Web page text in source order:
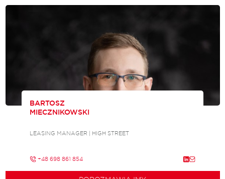
BARTOSZ
MIECZNIKOWSKI
LEASING MANAGER | HIGH STREET
+48 698 861 854